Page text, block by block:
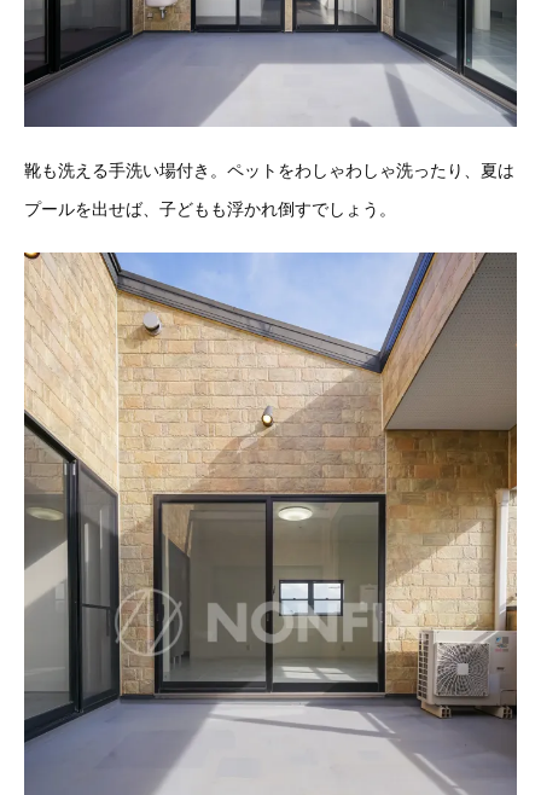
靴も洗える手洗い場付き。ペットをわしゃわしゃ洗ったり、夏は
プールを出せば、子どもも浮かれ倒すでしょう。